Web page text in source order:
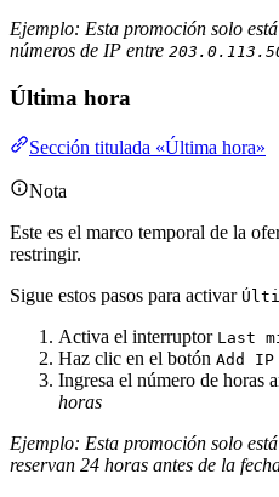
Ejemplo: Esta promoción solo
números de IP entre
Última hora
Sección titulada «Última hora»
Nota
Este es el marco temporal de la
restringir.
Sigue estos pasos para activar
Activa el interruptor Last
Haz clic en el botón Add
Ingresa el número de horas
horas
Ejemplo: Esta promoción solo
reservan 24 horas antes de la